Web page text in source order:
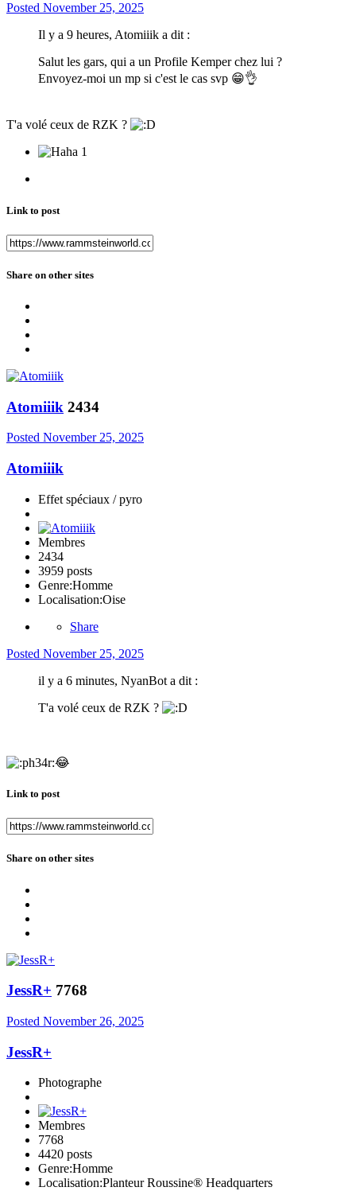
Posted November 25, 2025
Il y a 9 heures, Atomiiik a dit :
Salut les gars, qui a un Profile Kemper chez lui ?
Envoyez-moi un mp si c'est le cas svp 😁👌
T'a volé ceux de RZK ?
1
Link to post
Share on other sites
Atomiiik 2434
Posted November 25, 2025
Atomiiik
Effet spéciaux / pyro
Membres
2434
3959 posts
Genre:Homme
Localisation:Oise
Share
Posted November 25, 2025
il y a 6 minutes, NyanBot a dit :
T'a volé ceux de RZK ?
😂
Link to post
Share on other sites
JessR+ 7768
Posted November 26, 2025
JessR+
Photographe
Membres
7768
4420 posts
Genre:Homme
Localisation:Planteur Roussine® Headquarters